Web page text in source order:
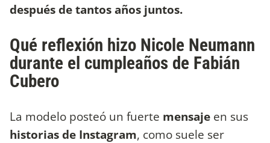
después de tantos años juntos.
Qué reflexión hizo Nicole Neumann
durante el cumpleaños de Fabián
Cubero
La modelo posteó un fuerte mensaje en sus
historiasde Instagram, como suele ser